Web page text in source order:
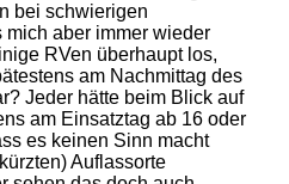
bei schwierigen
aber immer wieder
RVen überhaupt los,
am Nachmittag des
Jeder hätte beim Blick auf
am Einsatztag ab 16 oder
es keinen Sinn macht
Auflassorte